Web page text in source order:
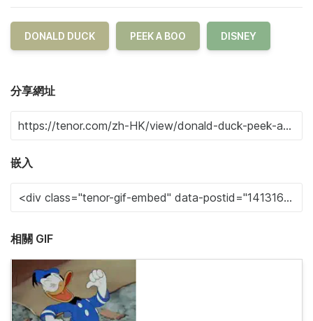
DONALD DUCK PEEK A BOO DISNEY
分享網址
嵌入
相關 GIF